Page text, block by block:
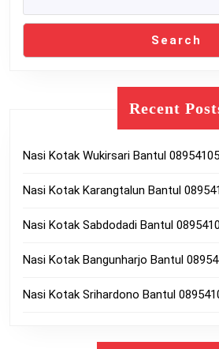
Search
Recent
Nasi Kotak Wukirsari Bantul
Nasi Kotak Karangtalun Bantul
Nasi Kotak Sabdodadi Bantul
Nasi Kotak Bangunharjo Bantul
Nasi Kotak Srihardono Bantul